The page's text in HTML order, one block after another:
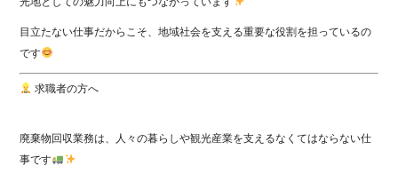
目立たない仕事だからこそ、地域社会を支える重要な役割を担っているの
です
求職者の方へ
廃棄物回収業務は、人々の暮らしや観光産業を支えるなくてはならない仕
事です